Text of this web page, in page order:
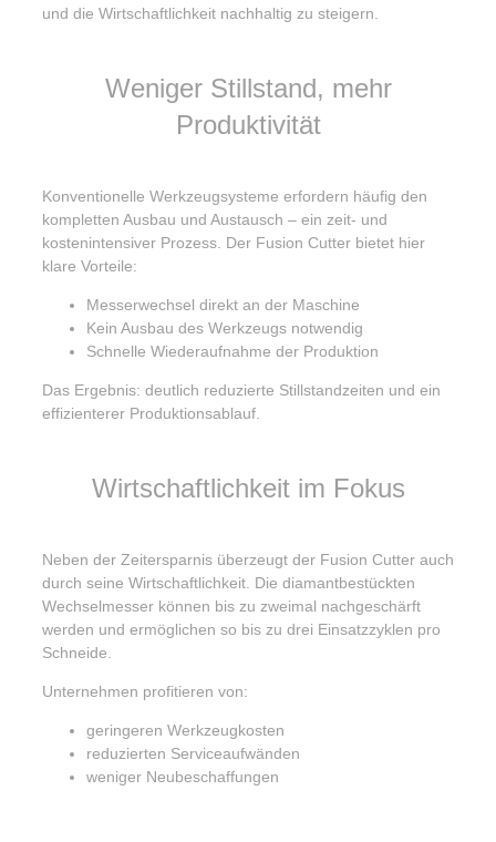
und die Wirtschaftlichkeit nachhaltig zu steigern.
Weniger Stillstand, mehr
Produktivität
Konventionelle Werkzeugsysteme erfordern häufig den
kompletten Ausbau und Austausch – ein zeit- und
kostenintensiver Prozess. Der Fusion Cutter bietet hier
klare Vorteile:
Messerwechsel direkt an der Maschine
Kein Ausbau des Werkzeugs notwendig
Schnelle Wiederaufnahme der Produktion
Das Ergebnis: deutlich reduzierte Stillstandzeiten und ein
effizienterer Produktionsablauf.
Wirtschaftlichkeit im Fokus
Neben der Zeitersparnis überzeugt der Fusion Cutter auch
durch seine Wirtschaftlichkeit. Die diamantbestückten
Wechselmesser können bis zu zweimal nachgeschärft
werden und ermöglichen so bis zu drei Einsatzzyklen pro
Schneide.
Unternehmen profitieren von:
geringeren Werkzeugkosten
reduzierten Serviceaufwänden
weniger Neubeschaffungen